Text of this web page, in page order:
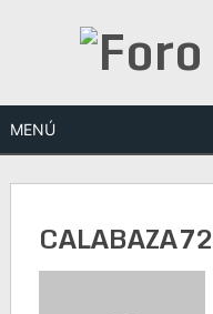
MENÚ
CALABAZA72